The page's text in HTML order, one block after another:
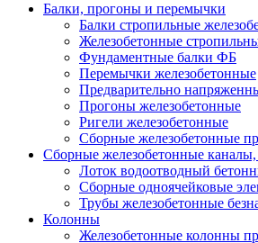
Балки, прогоны и перемычки
Балки стропильные
Железобетонные
Фундаментные балки ФБ
Перемычки железобетонные
Предварительно
Прогоны железобетонные
Ригели железобетонные
Сборные железобетонные
Сборные железобетонные
Лоток водоотводный
Сборные одноячейковые
Трубы железобетонные
Колонны
Железобетонные колонны